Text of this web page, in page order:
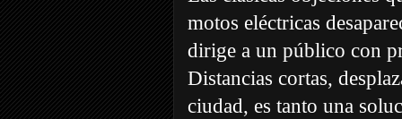
motos eléctricas
dirige a un público con
Distancias cortas,
ciudad, es tanto una